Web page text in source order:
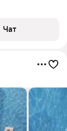
Чат